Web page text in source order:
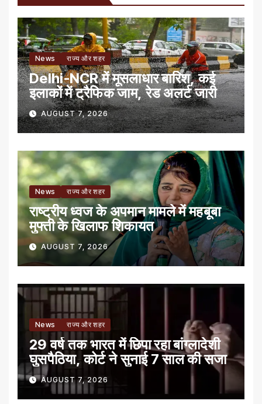
News राज्य और शहर
Delhi-NCR में मूसलाधार बारिश, कई
इलाकों में ट्रैफिक जाम, रेड अलर्ट जारी
AUGUST 7, 2026
News राज्य और शहर
राष्ट्रीय ध्वज के अपमान मामले में महबूबा
मुफ्ती के खिलाफ शिकायत
AUGUST 7, 2026
News राज्य और शहर
29 वर्ष तक भारत में छिपा रहा बांग्लादेशी
घुसपैठिया, कोर्ट ने सुनाई 7 साल की सजा
AUGUST 7, 2026